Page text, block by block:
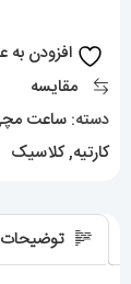
مشکی
صفحه
021541
Cartier
افزودن به
مقایسه
دسته: ساعت
کارتیه,کلاسیک
توضیحات